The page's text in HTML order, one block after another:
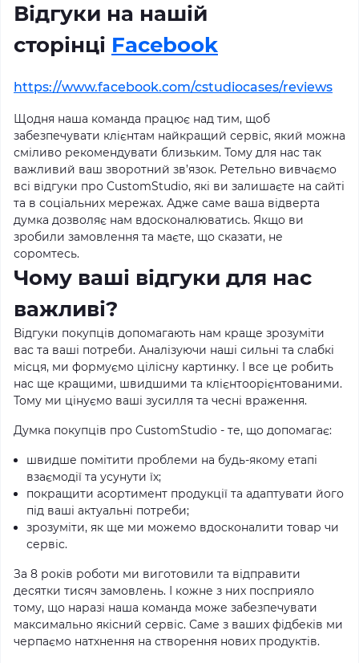
Відгуки на нашій
сторінці Facebook
https://www.facebook.com/cstudiocases/reviews
Щодня наша команда працює над тим, щоб
забезпечувати клієнтам найкращий сервіс, який можна
сміливо рекомендувати близьким. Тому для нас так
важливий ваш зворотний зв’язок. Ретельно вивчаємо
всі відгуки про CustomStudio, які ви залишаєте на сайті
та в соціальних мережах. Адже саме ваша відверта
думка дозволяє нам вдосконалюватись. Якщо ви
зробили замовлення та маєте, що сказати, не
соромтесь.
Чому ваші відгуки для нас
важливі?
Відгуки покупців допомагають нам краще зрозуміти
вас та ваші потреби. Аналізуючи наші сильні та слабкі
місця, ми формуємо цілісну картинку. І все це робить
нас ще кращими, швидшими та клієнтоорієнтованими.
Тому ми цінуємо ваші зусилля та чесні враження.
Думка покупців про CustomStudio - те, що допомагає:
швидше помітити проблеми на будь-якому етапі
взаємодії та усунути їх;
покращити асортимент продукції та адаптувати його
під ваші актуальні потреби;
зрозуміти, як ще ми можемо вдосконалити товар чи
сервіс.
За 8 років роботи ми виготовили та відправити
десятки тисяч замовлень. І кожне з них посприяло
тому, що наразі наша команда може забезпечувати
максимально якісний сервіс. Саме з ваших фідбеків ми
черпаємо натхнення на створення нових продуктів.